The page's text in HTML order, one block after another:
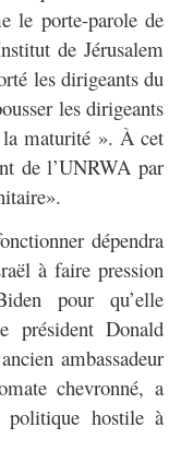
le porte-parole de
de Jérusalem
les dirigeants du
les dirigeants
maturité ». À cet
de l’UNRWA par
dépendra
à faire pression
pour qu’elle
président Donald
ambassadeur
chevronné, a
politique hostile à